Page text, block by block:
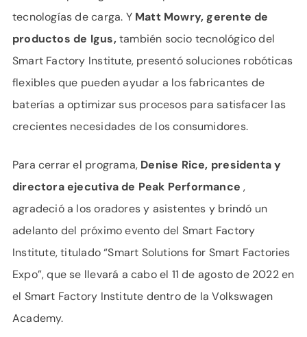
tecnologías de carga. Y Matt Mowry, gerente de
productos de Igus, también socio tecnológico del
Smart Factory Institute, presentó soluciones robóticas
flexibles que pueden ayudar a los fabricantes de
baterías a optimizar sus procesos para satisfacer las
crecientes necesidades de los consumidores.
Para cerrar el programa, Denise Rice, presidenta y
directora ejecutiva de Peak Performance ,
agradeció a los oradores y asistentes y brindó un
adelanto del próximo evento del Smart Factory
Institute, titulado “Smart Solutions for Smart Factories
Expo”, que se llevará a cabo el 11 de agosto de 2022 en
el Smart Factory Institute dentro de la Volkswagen
Academy.